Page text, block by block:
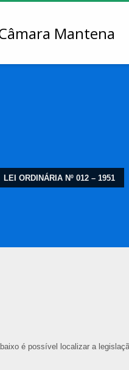
LEI ORDINÁRIA Nº 012 – 1951
é possível localizar a